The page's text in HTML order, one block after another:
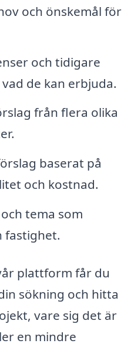
och önskemål för
och tidigare
de kan erbjuda.
från flera olika
baserat på
och kostnad.
tema som
fastighet.
plattform får du
sökning och hitta
vare sig det är
en mindre